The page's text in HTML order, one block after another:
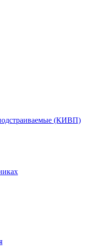
(КИВП)